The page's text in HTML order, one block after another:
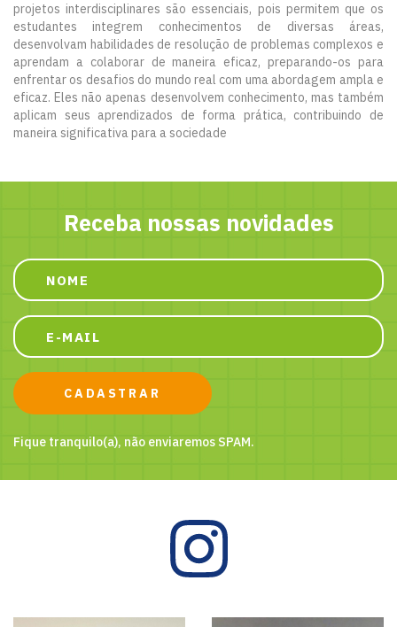
projetos interdisciplinares são essenciais, pois permitem que os
estudantes integrem conhecimentos de diversas áreas,
desenvolvam habilidades de resolução de problemas complexos e
aprendam a colaborar de maneira eficaz, preparando-os para
enfrentar os desafios do mundo real com uma abordagem ampla e
eficaz. Eles não apenas desenvolvem conhecimento, mas também
aplicam seus aprendizados de forma prática, contribuindo de
maneira significativa para a sociedade
Receba nossas novidades
CADASTRAR
Fique tranquilo(a), não enviaremos SPAM.